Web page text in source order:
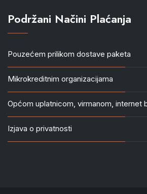
Podržani Načini Plaćanja
Pouzećem prilikom dostave paketa
Mikrokreditnim organizacijama
Općom uplatnicom, virmanom, internet
Izjava o privatnosti